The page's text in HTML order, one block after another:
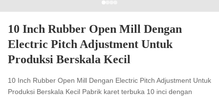
10 Inch Rubber Open Mill Dengan
Electric Pitch Adjustment Untuk
Produksi Berskala Kecil
10 Inch Rubber Open Mill Dengan Electric Pitch Adjustment Untuk
Produksi Berskala Kecil Pabrik karet terbuka 10 inci dengan